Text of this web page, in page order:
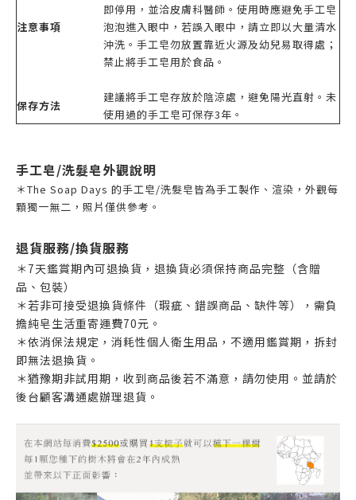
注意事項
即停用，並洽皮膚科醫師。使用時應避免手工皂
泡泡進入眼中，若誤入眼中，請立即以大量清水
沖洗。手工皂勿放置靠近火源及幼兒易取得處；
禁止將手工皂用於食品。
保存方法
建議將手工皂存放於陰涼處，避免陽光直射。未
使用過的手工皂可保存3年。
手工皂/洗髮皂外觀說明
＊The Soap Days 的手工皂/洗髮皂皆為手工製作、渲染，外觀每
顆獨一無二，照片僅供參考。
退貨服務/換貨服務
＊7天鑑賞期內可退換貨，退換貨必須保持商品完整（含贈
品、包裝）
＊若非可接受退換貨條件（瑕疵、錯誤商品、缺件等），需負
擔純皂生活重寄運費70元。
＊依消保法規定，消耗性個人衛生用品，不適用鑑賞期，拆封
即無法退換貨。
＊猶豫期非試用期，收到商品後若不滿意，請勿使用。並請於
後台顧客溝通處辦理退貨。